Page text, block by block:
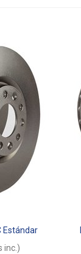
Estándar
inc.)